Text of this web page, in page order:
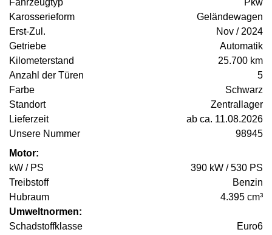
Fahrzeugtyp
Pkw
Karosserieform
Geländewagen
Erst-Zul.
Nov / 2024
Getriebe
Automatik
Kilometerstand
25.700 km
Anzahl der Türen
5
Farbe
Schwarz
Standort
Zentrallager
Lieferzeit
ab ca. 11.08.2026
Unsere Nummer
98945
Motor:
kW / PS
390 kW / 530 PS
Treibstoff
Benzin
Hubraum
4.395 cm³
Umweltnormen:
Schadstoffklasse
Euro6